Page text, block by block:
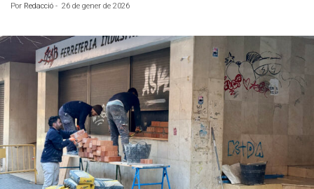
Por Redacció - 26 de gener de 2026